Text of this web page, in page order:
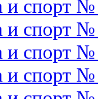
и спорт
и спорт
и спорт
и спорт